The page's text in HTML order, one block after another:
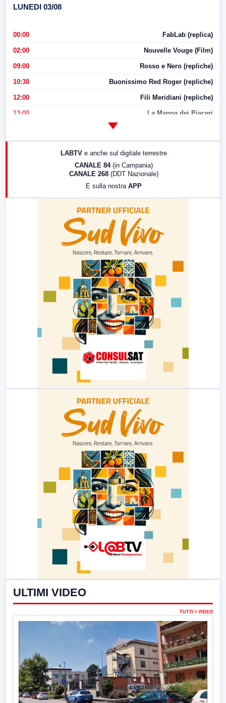
LUNEDI 03/08
00:00 FabLab (replica)
02:00 Nouvelle Vouge (Film)
09:00 Rosso e Nero (repliche)
10:30 Buonissimo Red Roger (repliche)
12:00 Fili Meridiani (repliche)
13:00 La Mappa dei Piaceri
LABTV e anche sul digitale terrestre
CANALE 84 (in Campania)
CANALE 268 (DDT Nazionale)
E sulla nostra APP
ULTIMI VIDEO
TUTTI I VIDEO